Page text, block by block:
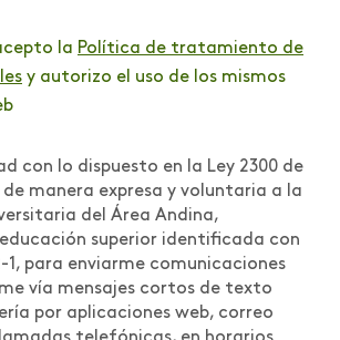
la Política de tratamiento de
y autorizo el uso de los mismos
con lo dispuesto en la Ley 2300 de
manera expresa y voluntaria a la
del Área Andina,
superior identificada con
1, para enviarme comunicaciones
vía mensajes cortos de texto
por aplicaciones web, correo